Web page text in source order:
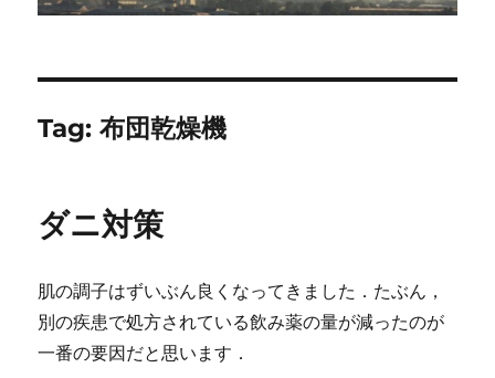
Tag:布団乾燥機
ダニ対策
肌の調子はずいぶん良くなってきました．たぶん，
別の疾患で処方されている飲み薬の量が減ったのが
一番の要因だと思います．